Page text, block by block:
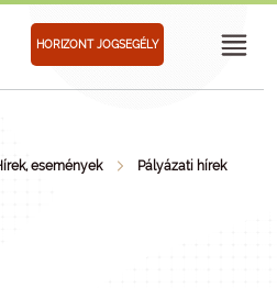
HORIZONT JOGSEGÉLY
események
Pályázati hírek